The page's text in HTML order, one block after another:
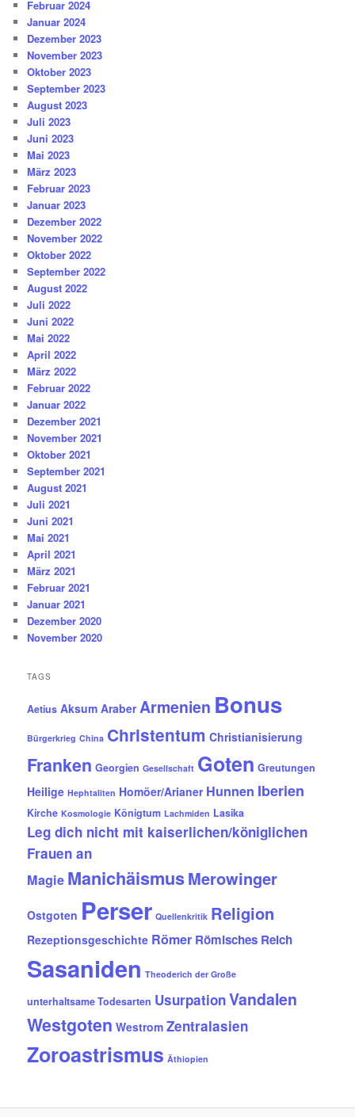
Februar 2024
Januar 2024
Dezember 2023
November 2023
Oktober 2023
September 2023
August 2023
Juli 2023
Juni 2023
Mai 2023
März 2023
Februar 2023
Januar 2023
Dezember 2022
November 2022
Oktober 2022
September 2022
August 2022
Juli 2022
Juni 2022
Mai 2022
April 2022
März 2022
Februar 2022
Januar 2022
Dezember 2021
November 2021
Oktober 2021
September 2021
August 2021
Juli 2021
Juni 2021
Mai 2021
April 2021
März 2021
Februar 2021
Januar 2021
Dezember 2020
November 2020
TAGS
Aetius Aksum Araber Armenien Bonus
Bürgerkrieg China Christentum Christianisierung
Franken Georgien Gesellschaft Goten Greutungen
Heilige Hephtaliten Homöer/Arianer Hunnen Iberien
Kirche Kosmologie Königtum Lachmiden Lasika
Leg dich nicht mit kaiserlichen/königlichen
Frauen an
Magie ManichäismusMerowinger
Ostgoten Perser Quellenkritik Religion
Rezeptionsgeschichte Römer Römisches Reich
Sasaniden Theoderich der Große
unterhaltsame Todesarten UsurpationVandalen
Westgoten Westrom Zentralasien
Zoroastrismus Äthiopien